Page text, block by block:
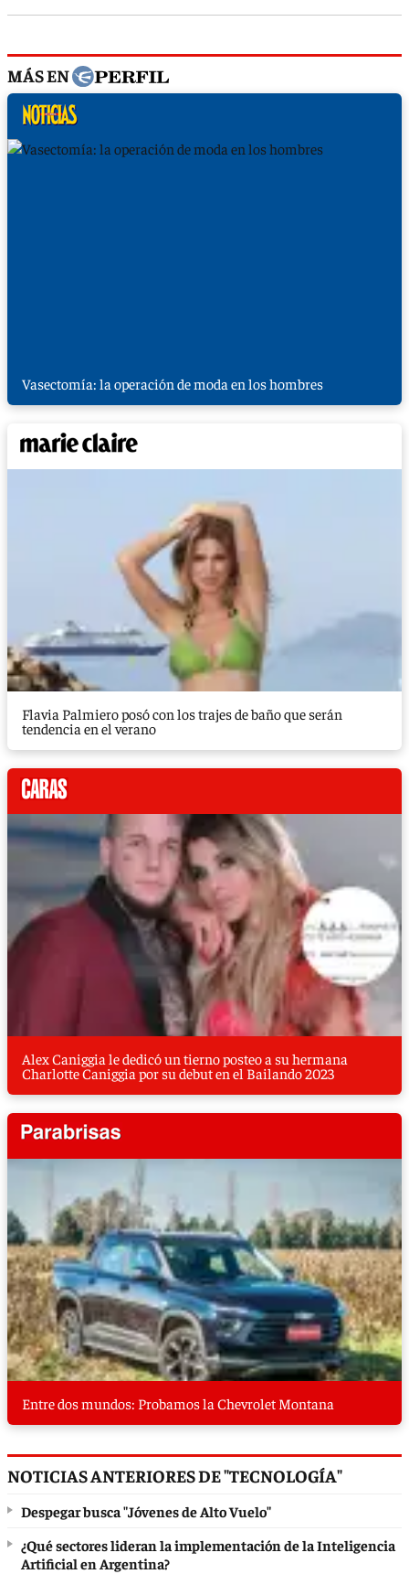
MÁS EN
Vasectomía: la operación de moda en los hombres
Flavia Palmiero posó con los trajes de baño que serán
tendencia en el verano
Alex Caniggia le dedicó un tierno posteo a su hermana
Charlotte Caniggia por su debut en el Bailando 2023
Entre dos mundos: Probamos la Chevrolet Montana
NOTICIAS ANTERIORES DE "TECNOLOGÍA"
Despegar busca "Jóvenes de Alto Vuelo"
¿Qué sectores lideran la implementación de la Inteligencia
Artificial en Argentina?